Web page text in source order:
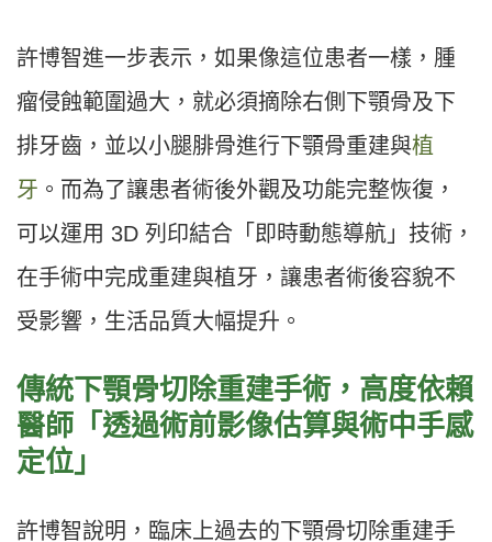
許博智進一步表示，如果像這位患者一樣，腫
瘤侵蝕範圍過大，就必須摘除右側下顎骨及下
排牙齒，並以小腿腓骨進行下顎骨重建與植
牙 。而為了讓患者術後外觀及功能完整恢復，
可以運用 3D 列印結合「即時動態導航」技術，
在手術中完成重建與植牙，讓患者術後容貌不
受影響，生活品質大幅提升。
傳統下顎骨切除重建手術，高度依賴
醫師「透過術前影像估算與術中手感
定位」
許博智說明，臨床上過去的下顎骨切除重建手